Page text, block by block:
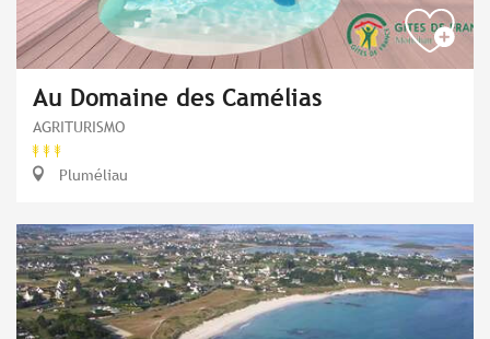
Au Domaine des Camélias
AGRITURISMO
Pluméliau